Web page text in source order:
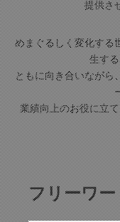
提供さ
めまぐるしく変化する
生す
ともに向き合いながら
業績向上のお役に立
フリーワ